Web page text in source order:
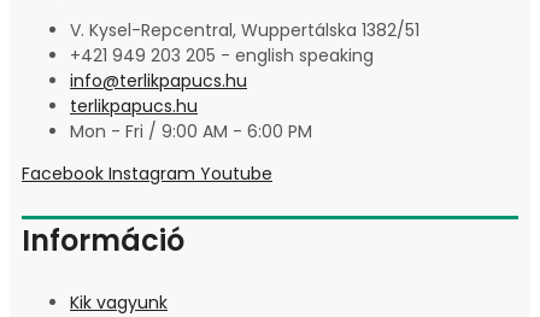
V. Kysel-Repcentral, Wuppertálska 1382/51
+421 949 203 205 - english speaking
info@terlikpapucs.hu
terlikpapucs.hu
Mon - Fri / 9:00 AM - 6:00 PM
Facebook Instagram Youtube
Információ
Kik vagyunk